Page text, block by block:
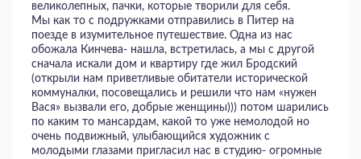
великолепных, пачки, которые творили для себя.
Мы как то с подружками отправились в Питер на
поезде в изумительное путешествие. Одна из нас
обожала Кинчева- нашла, встретилась, а мы с другой
сначала искали дом и квартиру где жил Бродский
(открыли нам приветливые обитатели исторической
коммуналки, посовещались и решили что нам «нужен
Вася» вызвали его, добрые женщины))) потом шарились
по каким то мансардам, какой то уже немолодой но
очень подвижный, улыбающийся художник с
молодыми глазами пригласил нас в студию- огромные